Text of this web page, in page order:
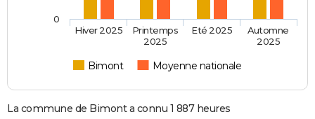
Bimont Moyenne nationale
Hiver 2025
Printemps
2025
Eté 2025
Automne
2025
0
La commune de Bimont a connu 1 887 heures